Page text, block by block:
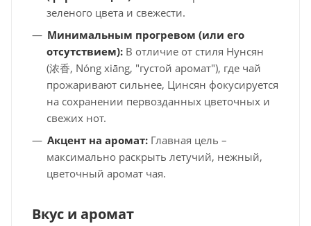
зеленого цвета и свежести.
Минимальным прогревом (или его
отсутствием): В отличие от стиля Нунсян
(浓香, Nóng xiāng, "густой аромат"), где чай
прожаривают сильнее, Цинсян фокусируется
на сохранении первозданных цветочных и
свежих нот.
Акцент на аромат: Главная цель –
максимально раскрыть летучий, нежный,
цветочный аромат чая.
Вкус и аромат